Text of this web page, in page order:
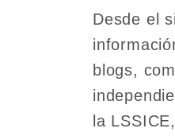
Desde el
blogs,
la